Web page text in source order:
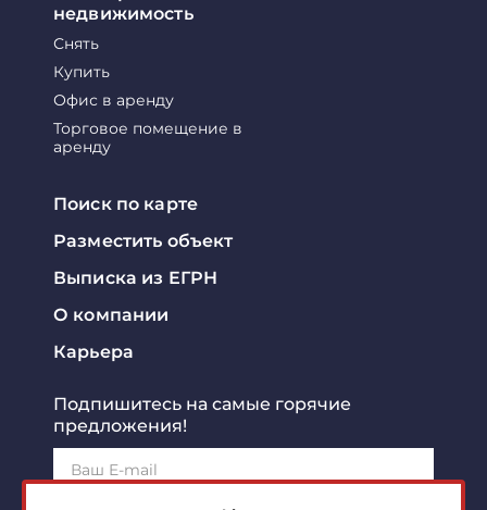
недвижимость
Снять
Купить
Офис в аренду
Торговое помещение в
аренду
Поиск по карте
Разместить объект
Выписка из ЕГРН
О компании
Карьера
Подпишитесь на самые горячие
предложения!